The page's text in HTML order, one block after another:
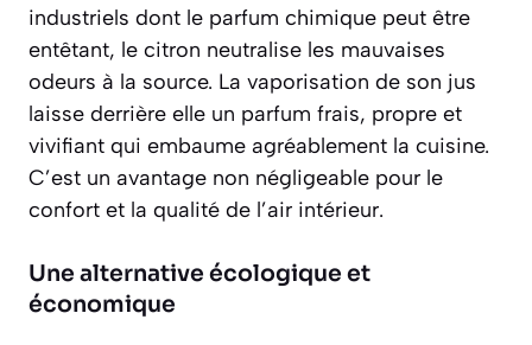
industriels dont le parfum chimique peut être
entêtant, le citron neutralise les mauvaises
odeurs à la source. La vaporisation de son jus
laisse derrière elle un parfum frais, propre et
vivifiant qui embaume agréablement la cuisine.
C’est un avantage non négligeable pour le
confort et la qualité de l’air intérieur.
Une alternative écologique et
économique